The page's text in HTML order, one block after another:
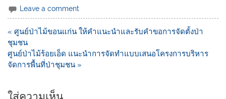
e
c
e
o
k
p
y
n
Leave a comment
« ศูนย์ป่าไม้ขอนแก่น ให้คำแนะนำและรับคำขอการจัดตั้งป่า
ชุมชน
ศูนย์ป่าไม้ร้อยเอ็ด แนะนำการจัดทำแบบเสนอโครงการบริหาร
จัดการพื้นที่ป่าชุมชน »